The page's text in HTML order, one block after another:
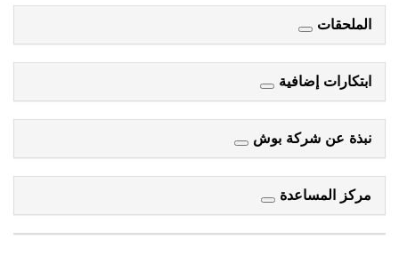
الملحقات
ابتكارات إضافية
نبذة عن شركة بوش
مركز المساعدة